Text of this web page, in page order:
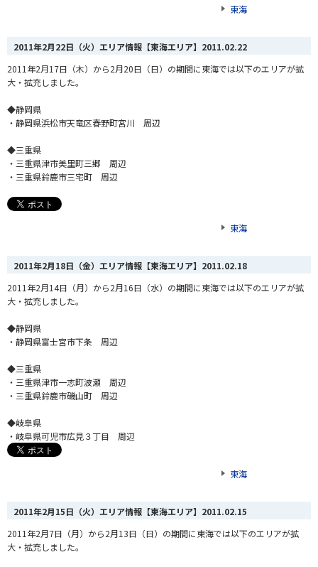
東海
2011年2月22日（火）エリア情報【東海エリア】 2011.02.22
2011年2月17日（木）から2月20日（日）の期間に東海では以下のエリアが拡
大・拡充しました。
◆静岡県
・静岡県浜松市天竜区春野町宮川 周辺
◆三重県
・三重県津市美里町三郷 周辺
・三重県鈴鹿市三宅町 周辺
東海
2011年2月18日（金）エリア情報【東海エリア】 2011.02.18
2011年2月14日（月）から2月16日（水）の期間に東海では以下のエリアが拡
大・拡充しました。
◆静岡県
・静岡県富士宮市下条 周辺
◆三重県
・三重県津市一志町波瀬 周辺
・三重県鈴鹿市磯山町 周辺
◆岐阜県
・岐阜県可児市広見３丁目 周辺
東海
2011年2月15日（火）エリア情報【東海エリア】 2011.02.15
2011年2月7日（月）から2月13日（日）の期間に東海では以下のエリアが拡
大・拡充しました。